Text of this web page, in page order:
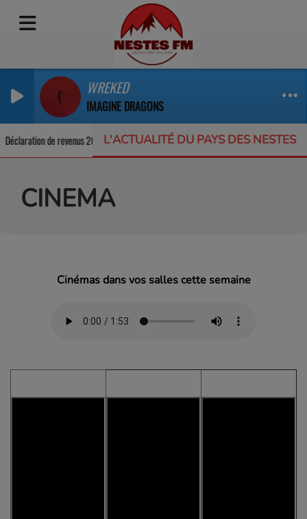
WREKED
IMAGINE DRAGONS
L'ACTUALITÉ DU PAYS DES NESTES
revenus 2026 : comment la corriger ? Un Carton plein pour les trains
CINEMA
Cinémas dans vos salles cette semaine